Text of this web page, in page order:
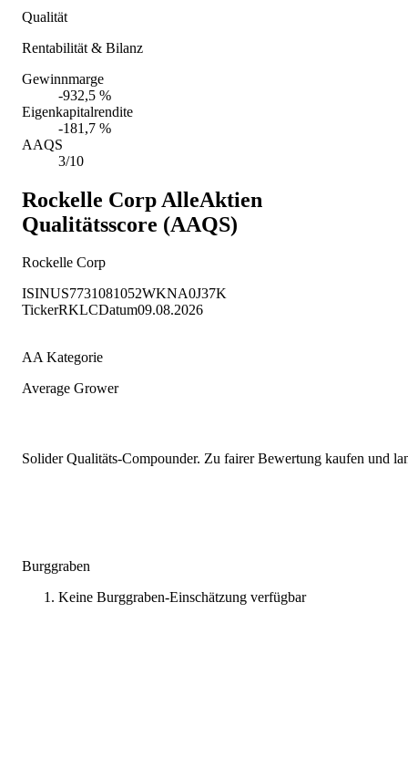
Qualität
Rentabilität & Bilanz
Gewinnmarge
-932,5 %
Eigenkapitalrendite
-181,7 %
AAQS
3/10
Rockelle Corp AlleAktien
Qualitätsscore (AAQS)
Rockelle Corp
ISINUS7731081052WKNA0J37K
TickerRKLCDatum09.08.2026
AA Kategorie
Average Grower
Solider Qualitäts-Compounder. Zu fairer Bewertung kaufen und
Burggraben
Keine Burggraben-Einschätzung verfügbar